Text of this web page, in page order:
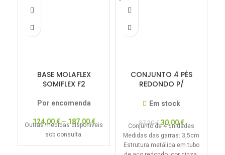
BASE MOLAFLEX
SOMIFLEX F2
Por encomenda
124,00€– 187,00€
Outras medidas disponíveis
sob consulta.
CONJUNTO 4 PÉS
REDONDO P/
ANATÓMICOS
Em stock
37,20€ 30,00€
Conjunto de 4 unidades
Medidas das garras: 3,5cm
Estrutura metálica em tubo